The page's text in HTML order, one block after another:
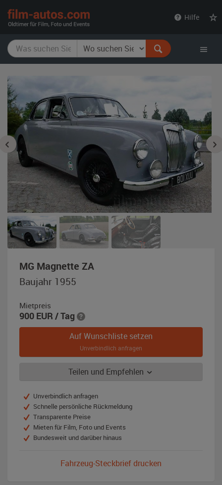
Hilfe
MG Magnette ZA,
Baujahr 1955
Mietpreis
900 EUR / Tag
Auf Wunschliste setzen
Unverbindlich anfragen
Teilen und Empfehlen
Unverbindlich anfragen
Schnelle persönliche Rückmeldung
Transparente Preise
Mieten für Film, Foto und Events
Bundesweit und darüber hinaus
Fahrzeug-Steckbrief drucken